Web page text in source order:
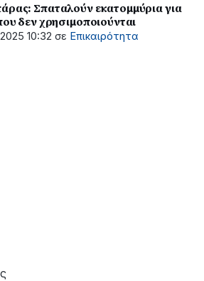
Σπαταλούν εκατομμύρια για
δεν χρησιμοποιούνται
10:32 σε Επικαιρότητα